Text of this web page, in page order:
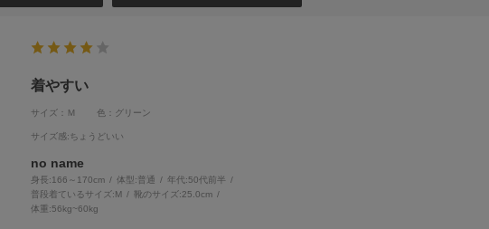
着やすい
サイズ：Ｍ 色：グリーン
サイズ感:ちょうどいい
no name
身長:166～170cm 体型: 普通 年代:50代前半
普段着ているサイズ:M 靴のサイズ:25.0cm
体重:56kg~60kg